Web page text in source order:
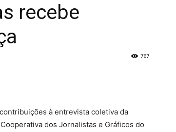
recebe
767
à entrevista coletiva da
dos Jornalistas e Gráficos do